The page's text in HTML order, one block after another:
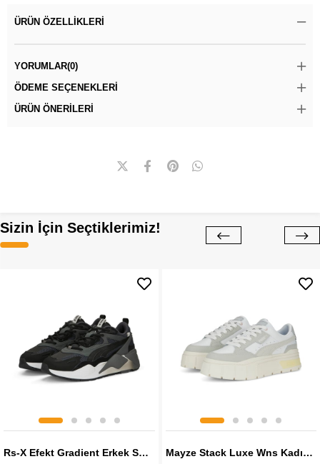
ÜRÜN ÖZELLIKLERI
YORUMLAR(0)
ÖDEME SEÇENEKLERI
ÜRÜN ÖNERILERI
Sizin İçin Seçtiklerimiz!
Rs-X Efekt Gradient Erkek Sneaker Mayze Stack Luxe Wns Kadın Sneaker